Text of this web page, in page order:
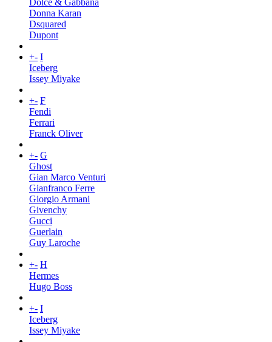
Dolce & Gabbana
Donna Karan
Dsquared
Dupont
+- I
Iceberg
Issey Miyake
+- F
Fendi
Ferrari
Franck Oliver
+- G
Ghost
Gian Marco Venturi
Gianfranco Ferre
Giorgio Armani
Givenchy
Gucci
Guerlain
Guy Laroche
+- H
Hermes
Hugo Boss
+- I
Iceberg
Issey Miyake